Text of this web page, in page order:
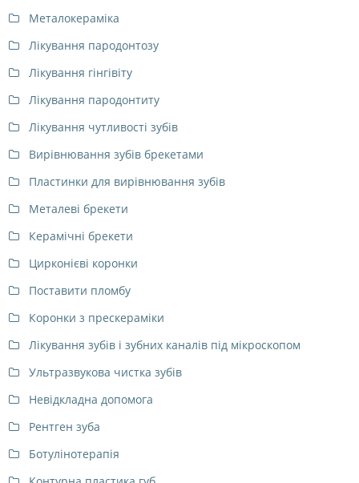
Металокераміка
Лікування пародонтозу
Лікування гінгівіту
Лікування пародонтиту
Лікування чутливості зубів
Вирівнювання зубів брекетами
Пластинки для вирівнювання зубів
Металеві брекети
Керамічні брекети
Цирконієві коронки
Поставити пломбу
Коронки з прескераміки
Лікування зубів і зубних каналів під мікроскопом
Ультразвукова чистка зубів
Невідкладна допомога
Рентген зуба
Ботулінотерапія